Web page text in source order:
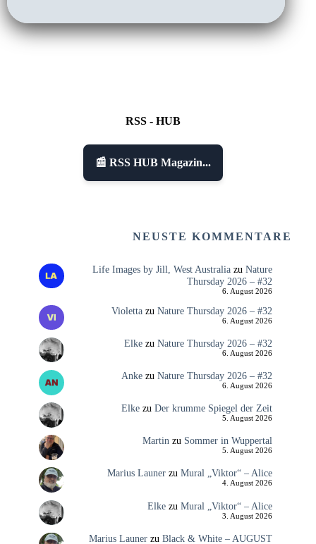
RSS - HUB
📰 RSS HUB Magazin...
NEUSTE KOMMENTARE
Life Images by Jill, West Australiazu Nature
Thursday 2026 – #32
6. August 2026
Violettazu Nature Thursday 2026 – #32
6. August 2026
Elkezu Nature Thursday 2026 – #32
6. August 2026
Ankezu Nature Thursday 2026 – #32
6. August 2026
Elkezu Der krumme Spiegel der Zeit
5. August 2026
Martinzu Sommer in Wuppertal
5. August 2026
Marius Launerzu Mural „Viktor“ – Alice
4. August 2026
Elkezu Mural „Viktor“ – Alice
3. August 2026
Marius Launerzu Black & White – AUGUST